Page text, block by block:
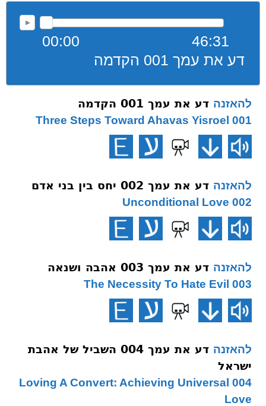
00:00
46:31
דע את עמך 001 הקדמה
להאזנה דע את עמך 001 הקדמה
001 Three Steps Toward Ahavas Yisroel
להאזנה דע את עמך 002 יחס בין בני אדם
002 Unconditional Love
להאזנה דע את עמך 003 אהבה ושנאה
003 The Necessity To Hate Evil
להאזנה
דע את עמך 004 השביל של אהבת
ישראל
004 Loving A Convert: Achieving Universal
Love